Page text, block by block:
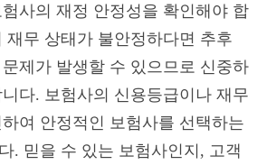
사의 재정 안정성을 확인해야 합
재무 상태가 불안정하다면 추후
제가 발생할 수 있으므로 신중하
다. 보험사의 신용등급이나 재무
여 안정적인 보험사를 선택하는
. 믿을 수 있는 보험사인지, 고객